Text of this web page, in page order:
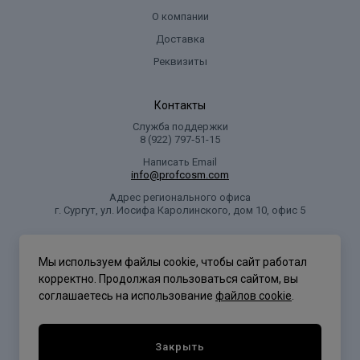
О компании
Доставка
Реквизиты
Контакты
Служба поддержки
8 (922) 797‑51-15
Написать Email
info@profcosm.com
Адрес регионального офиса
г. Сургут, ул. Иосифа Каролинского, дом 10, офис 5
Мы используем файлы cookie, чтобы сайт работал
корректно. Продолжая пользоваться сайтом, вы
соглашаетесь на использование файлов cookie
Закрыть